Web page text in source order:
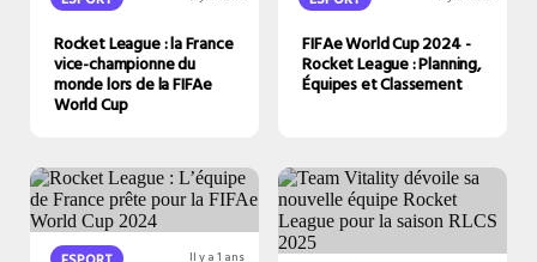
Rocket League : la France
vice-championne du
monde lors de la FIFAe
World Cup
FIFAe World Cup 2024 -
Rocket League : Planning,
Équipes et Classement
Il y a 1 ans